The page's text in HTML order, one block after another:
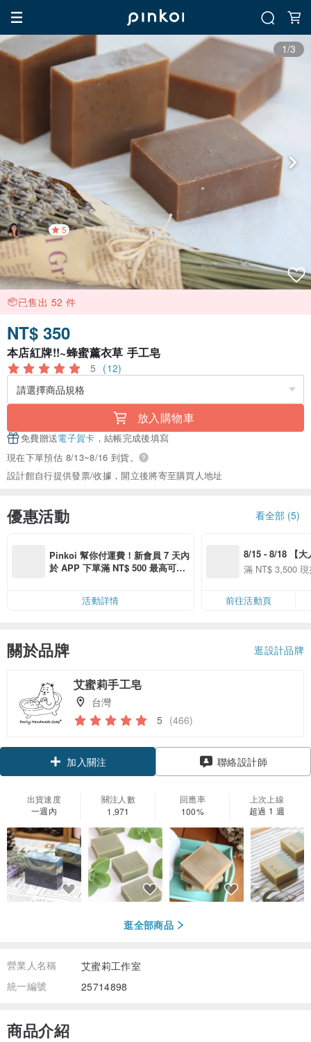
1/3
5
已售出 52 件
NT$ 350
本店紅牌!!~蜂蜜薰衣草 手工皂
5 (12)
放入購物車
免費贈送電子賀卡 ，結帳完成後填寫
現在下單預估 8/13~8/16 到貨。
設計館自行提供發票/收據，開立後將寄至購買人地址
優惠活動 看全部 (5)
Pinkoi 幫你付運費！新會員 7 天內
於 APP 下單滿 NT$ 500 最高可折
活動詳情
8/15 - 8/18 【大
季】滿
滿 NT$ 3,500
前往活動頁
關於品牌 逛設計品牌
艾蜜莉手工皂
台灣
5 (466)
加入關注 聯絡設計師
出貨速度
一週內
關注人數
1,971
回應率
100%
上次上線
超過 1 週
逛全部商品
營業人名稱
艾蜜莉工作室
統一編號
25714898
商品介紹